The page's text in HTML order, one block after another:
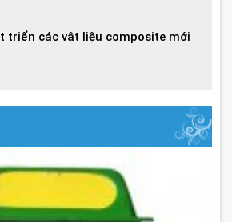
triển các vật liệu composite mới